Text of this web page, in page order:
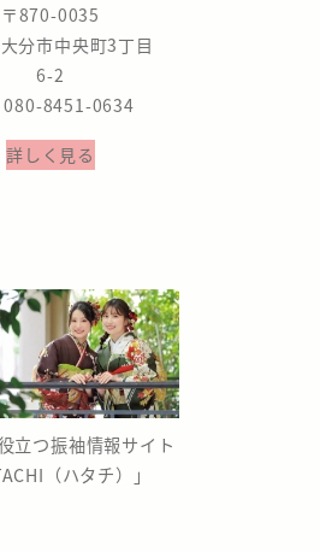
〒870-0035
分市中央町3丁目
6-2
080-8451-0634
詳しく見る
立つ振袖情報サイト
（ハタチ）」